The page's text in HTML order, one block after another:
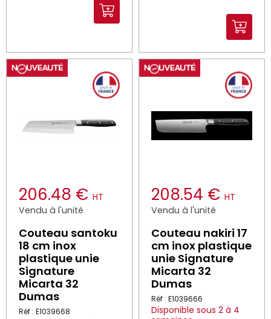
206.48 € HT
Vendu à l'unité
Couteau santoku
18 cm inox
plastique unie
Signature
Micarta 32
Dumas
Réf : E1039668
208.54 € HT
Vendu à l'unité
Couteau nakiri 17
cm inox plastique
unie Signature
Micarta 32
Dumas
Réf : E1039666
Disponible sous 2 à 4